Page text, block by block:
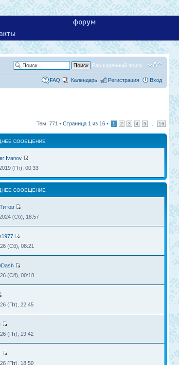
форум
Расширенный поиск
FAQ Календарь Регистрация Вход
Тем: 771 • Страница 1 из 16 • 1 2 3 4 5 16
СООБЩЕНИЕ
Ivanov
(Пт), 00:33
СООБЩЕНИЕ
(Сб), 18:57
(Сб), 08:21
(Сб), 00:18
(Пт), 22:45
(Пт), 19:42
(Пт), 18:50